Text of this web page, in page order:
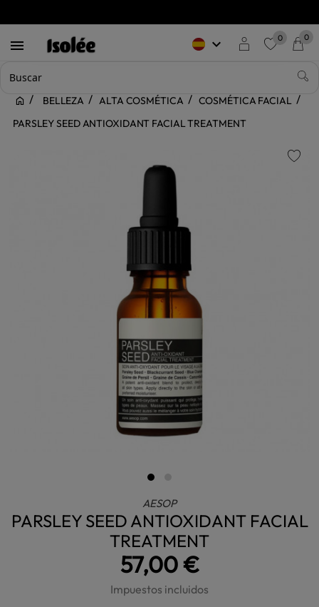
 keyboard_arrow_down 0 0
BELLEZA ALTA COSMÉTICA
COSMÉTICA FACIAL
PARSLEY SEED ANTIOXIDANT FACIAL TREATMENT
AESOP
PARSLEY SEED ANTIOXIDANT FACIAL
TREATMENT
57,00 €
Impuestos incluidos